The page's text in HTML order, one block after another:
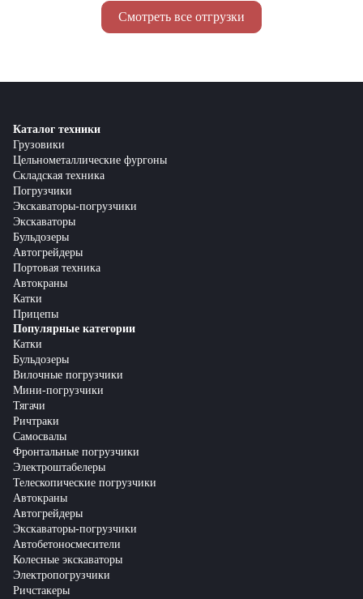
Смотреть все отгрузки
Каталог техники
Грузовики
Цельнометаллические фургоны
Складская техника
Погрузчики
Экскаваторы-погрузчики
Экскаваторы
Бульдозеры
Автогрейдеры
Портовая техника
Автокраны
Катки
Прицепы
Популярные категории
Катки
Бульдозеры
Вилочные погрузчики
Мини-погрузчики
Тягачи
Ричтраки
Самосвалы
Фронтальные погрузчики
Электроштабелеры
Телескопические погрузчики
Автокраны
Автогрейдеры
Экскаваторы-погрузчики
Автобетоносмесители
Колесные экскаваторы
Электропогрузчики
Ричстакеры